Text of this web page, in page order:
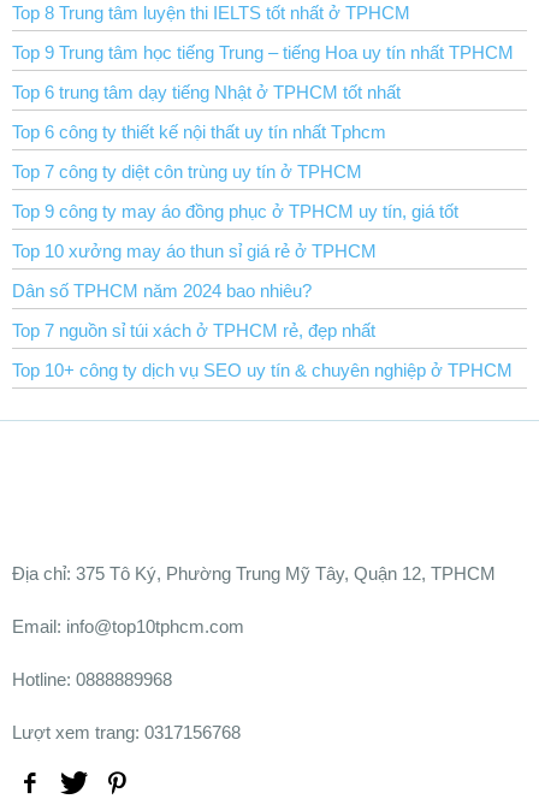
Top 8 Trung tâm luyện thi IELTS tốt nhất ở TPHCM
Top 9 Trung tâm học tiếng Trung – tiếng Hoa uy tín nhất TPHCM
Top 6 trung tâm dạy tiếng Nhật ở TPHCM tốt nhất
Top 6 công ty thiết kế nội thất uy tín nhất Tphcm
Top 7 công ty diệt côn trùng uy tín ở TPHCM
Top 9 công ty may áo đồng phục ở TPHCM uy tín, giá tốt
Top 10 xưởng may áo thun sỉ giá rẻ ở TPHCM
Dân số TPHCM năm 2024 bao nhiêu?
Top 7 nguồn sỉ túi xách ở TPHCM rẻ, đẹp nhất
Top 10+ công ty dịch vụ SEO uy tín & chuyên nghiệp ở TPHCM
Ðịa chỉ: 375 Tô Ký, Phường Trung Mỹ Tây, Quận 12, TPHCM
Email: info@top10tphcm.com
Hotline: 0888889968
Lượt xem trang: 0317156768